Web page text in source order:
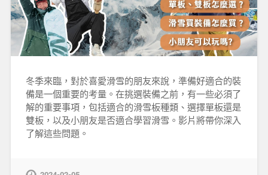
冬季來臨，對於喜愛滑雪的朋友來說，準備好適合的裝
備是一個重要的考量。在挑選裝備之前，有一些必須了
解的重要事項，包括適合的滑雪板種類、選擇單板還是
雙板，以及小朋友是否適合學習滑雪。影片將帶你深入
了解這些問題。